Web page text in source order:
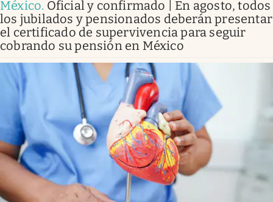
México. Oficial y confirmado | En agosto, todos
los jubilados y pensionados deberán presentar
el certificado de supervivencia para seguir
cobrando su pensión en México